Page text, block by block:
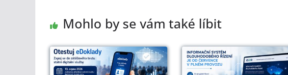
Mohlo by se vám také líbit